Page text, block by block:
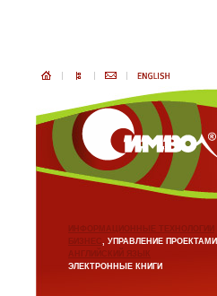
ИНФОРМАЦИОННЫЕ ТЕХНОЛОГИИ
БИЗНЕС, УПРАВЛЕНИЕ ПРОЕКТАМИ
АНГЛИЙСКИЙ ЯЗЫК
ЭЛЕКТРОННЫЕ КНИГИ